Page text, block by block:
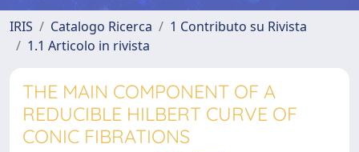
IRIS Catalogo Ricerca
1 Contributo su Rivista
1.1 Articolo in rivista
THE MAIN COMPONENT OF A
REDUCIBLE HILBERT CURVE OF
CONIC FIBRATIONS